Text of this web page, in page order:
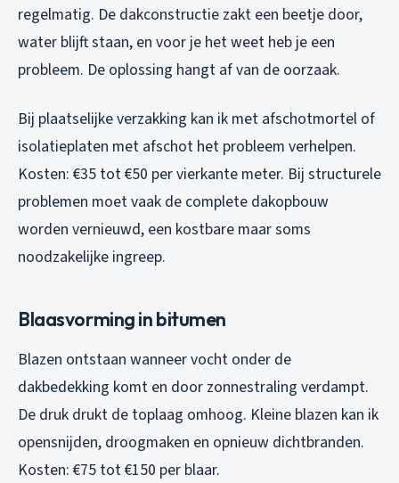
regelmatig. De dakconstructie zakt een beetje door,
water blijft staan, en voor je het weet heb je een
probleem. De oplossing hangt af van de oorzaak.
Bij plaatselijke verzakking kan ik met afschotmortel of
isolatieplaten met afschot het probleem verhelpen.
Kosten: €35 tot €50 per vierkante meter. Bij structurele
problemen moet vaak de complete dakopbouw
worden vernieuwd, een kostbare maar soms
noodzakelijke ingreep.
Blaasvorming in bitumen
Blazen ontstaan wanneer vocht onder de
dakbedekking komt en door zonnestraling verdampt.
De druk drukt de toplaag omhoog. Kleine blazen kan ik
opensnijden, droogmaken en opnieuw dichtbranden.
Kosten: €75 tot €150 per blaar.